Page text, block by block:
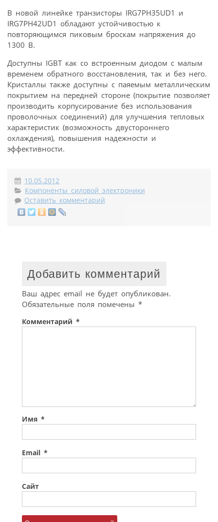
В новой линейке транзисторы IRG7PH35UD1 и
IRG7PH42UD1 обладают устойчивостью к
повторяющимся пиковым броскам напряжения до
1300 В.
Доступны IGBT как со встроенным диодом с малым
временем обратного восстановления, так и без него.
Кристаллы также доступны с паяемым металлическим
покрытием на передней стороне (покрытие позволяет
производить корпусирование без использования
проволочных соединений) для улучшения тепловых
характеристик (возможность двустороннего
охлаждения), повышения надежности и
эффективности.
10.05.2012
Компоненты силовой электроники
Оставить комментарий
Добавить комментарий
Ваш адрес email не будет опубликован.
Обязательные поля помечены *
Комментарий *
Имя *
Email *
Сайт